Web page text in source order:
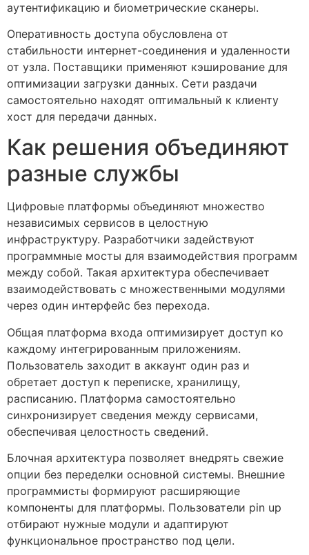
аутентификацию и биометрические сканеры.
Оперативность доступа обусловлена от
стабильности интернет-соединения и удаленности
от узла. Поставщики применяют кэширование для
оптимизации загрузки данных. Сети раздачи
самостоятельно находят оптимальный к клиенту
хост для передачи данных.
Как решения объединяют
разные службы
Цифровые платформы объединяют множество
независимых сервисов в целостную
инфраструктуру. Разработчики задействуют
программные мосты для взаимодействия программ
между собой. Такая архитектура обеспечивает
взаимодействовать с множественными модулями
через один интерфейс без перехода.
Общая платформа входа оптимизирует доступ ко
каждому интегрированным приложениям.
Пользователь заходит в аккаунт один раз и
обретает доступ к переписке, хранилищу,
расписанию. Платформа самостоятельно
синхронизирует сведения между сервисами,
обеспечивая целостность сведений.
Блочная архитектура позволяет внедрять свежие
опции без переделки основной системы. Внешние
программисты формируют расширяющие
компоненты для платформы. Пользователи pin up
отбирают нужные модули и адаптируют
функциональное пространство под цели.